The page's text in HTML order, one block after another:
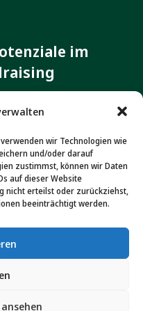
wir Technologien wie
und/oder darauf
zustimmst, können wir Daten
auf dieser Website
nicht erteilst oder zurückziehst,
beeinträchtigt werden.
im
GbR